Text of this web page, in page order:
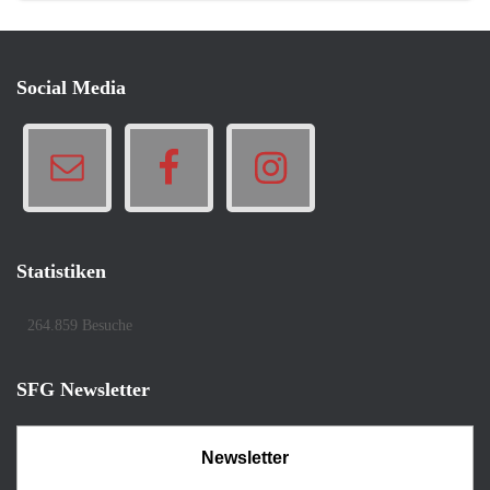
Social Media
Statistiken
264.859 Besuche
SFG Newsletter
Newsletter